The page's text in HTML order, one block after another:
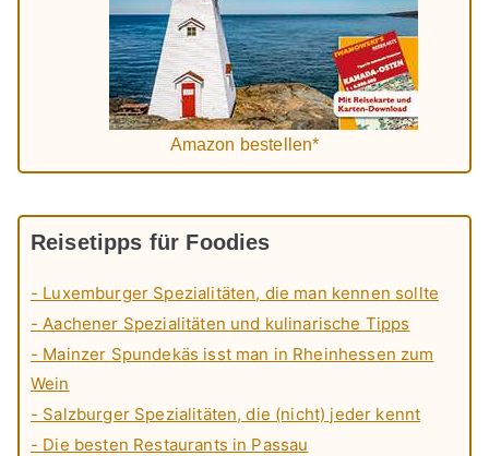
Amazon bestellen*
Reisetipps für Foodies
- Luxemburger Spezialitäten, die man kennen sollte
- Aachener Spezialitäten und kulinarische Tipps
- Mainzer Spundekäs isst man in Rheinhessen zum
Wein
- Salzburger Spezialitäten, die (nicht) jeder kennt
- Die besten Restaurants in Passau